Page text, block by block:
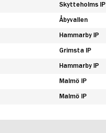
Skytteholms IP
Åbyvallen
Hammarby IP
Grimsta IP
Hammarby IP
Malmö IP
Malmö IP